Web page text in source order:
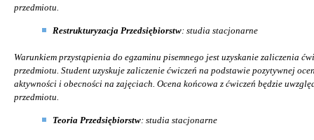
przedmiotu.
Restrukturyzacja Przedsiębiorstw: studia stacjonarne
Warunkiem przystąpienia do egzaminu pisemnego jest uzyskanie zaliczenia
przedmiotu. Student uzyskuje zaliczenie ćwiczeń na podstawie pozytywnej
aktywności i obecności na zajęciach. Ocena końcowa z ćwiczeń będzie
przedmiotu.
Teoria Przedsiębiorstw: studia stacjonarne